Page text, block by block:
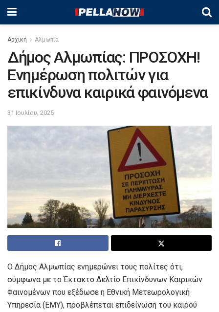
Αρχική Αλμωπία
Δήμος Αλμωπίας: ΠΡΟΣΟΧΗ!
Ενημέρωση πολιτών για
επικίνδυνα καιρικά φαινόμενα
31 Ιουλίου, 2025
Ο Δήμος Αλμωπίας ενημερώνει τους πολίτες ότι,
σύμφωνα με το Έκτακτο Δελτίο Επικίνδυνων Καιρικών
Φαινομένων που εξέδωσε η Εθνική Μετεωρολογική
Υπηρεσία (ΕΜΥ), προβλέπεται επιδείνωση του καιρού